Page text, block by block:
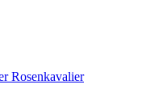
Rosenkavalier